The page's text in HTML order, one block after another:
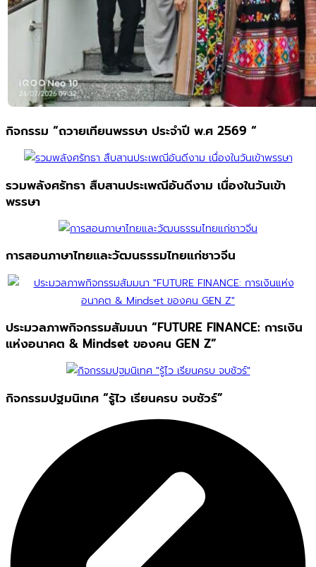
กิจกรรม “ถวายเทียนพรรษา ประจำปี พ.ศ 2569 “
รวมพลังศรัทธา สืบสานประเพณีอันดีงาม เนื่องในวันเข้า
พรรษา
การสอนภาษาไทยและวัฒนธรรมไทยแก่ชาวจีน
ประมวลภาพกิจกรรมสัมมนา “FUTURE FINANCE: การเงิน
แห่งอนาคต & Mindset ของคน GEN Z”
กิจกรรมปฐมนิเทศ “รู้ไว เรียนครบ จบชัวร์”